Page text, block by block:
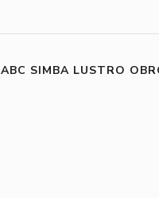
ABC SIMBA LUSTRO